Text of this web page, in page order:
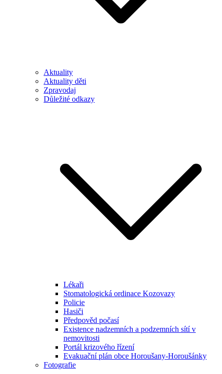
Aktuality
Aktuality děti
Zpravodaj
Důležité odkazy
Lékaři
Stomatologická ordinace Kozovazy
Policie
Hasiči
Předpověd počasí
Existence nadzemních a podzemních sítí v
nemovitosti
Portál krizového řízení
Evakuační plán obce Horoušany-Horoušánky
Fotografie